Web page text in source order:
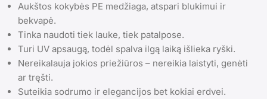
Aukštos kokybės PE medžiaga, atspari blukimui ir
bekvapė.
Tinka naudoti tiek lauke, tiek patalpose.
Turi UV apsaugą, todėl spalva ilgą laiką išlieka ryški.
Nereikalauja jokios priežiūros – nereikia laistyti, genėti
ar tręšti.
Suteikia sodrumo ir elegancijos bet kokiai erdvei.